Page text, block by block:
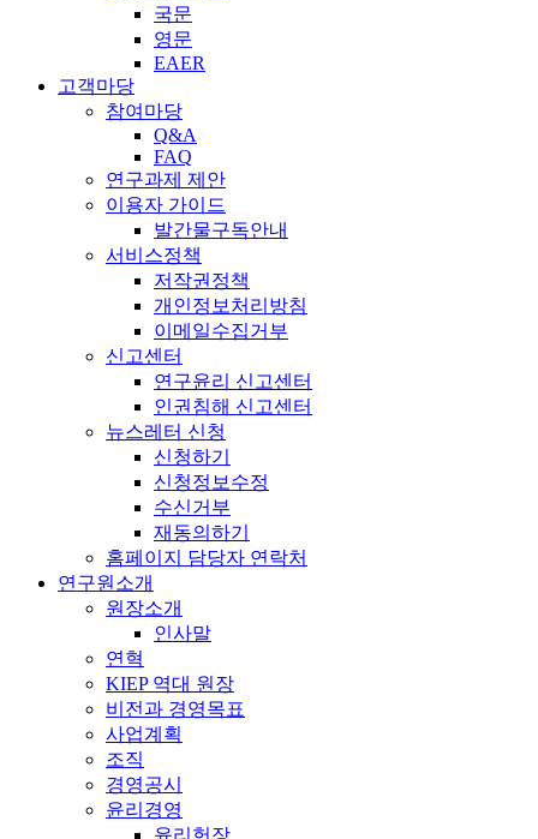
국문
영문
EAER
고객마당
참여마당
Q&A
FAQ
연구과제 제안
이용자 가이드
발간물구독안내
서비스정책
저작권정책
개인정보처리방침
이메일수집거부
신고센터
연구윤리 신고센터
인권침해 신고센터
뉴스레터 신청
신청하기
신청정보수정
수신거부
재동의하기
홈페이지 담당자 연락처
연구원소개
원장소개
인사말
연혁
KIEP 역대 원장
비전과 경영목표
사업계획
조직
경영공시
윤리경영
윤리헌장